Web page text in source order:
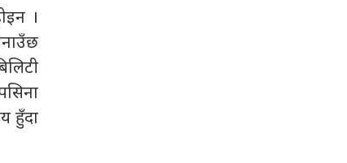
।
हुँदा